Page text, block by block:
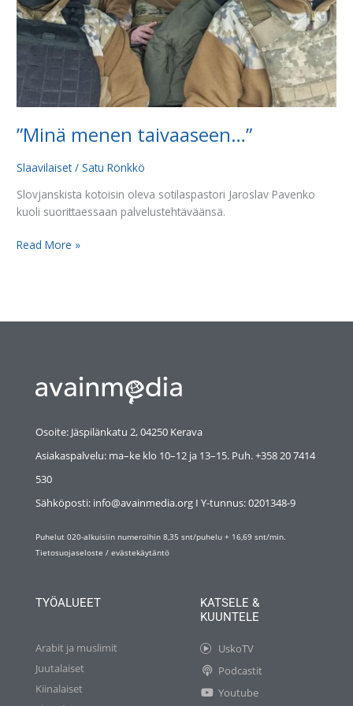
”Minä menen taivaaseen…”
Slaavilaiset/Satu Rönkkö
Slovjanskista kotoisin oleva sotilaspastori Jaroslav Pavenko
kuoli suorittaessaan palvelustehtäväänsä.
Read More »
Osoite: Jäspilänkatu 2, 04250 Kerava
Asiakaspalvelu: ma–ke klo 10–12 ja 13–15. Puh. +358 20 7414
530
Sähköposti: info@avainmedia.org I Y-tunnus:0201348-9
Puhelut 020-alkuisiin numeroihin 8,35 snt/puhelu + 16,69 snt/min.
Tietosuojaseloste / evästekäytäntö
TYÖALUEET
Arabit ja muslimit
Juutalaiset
Kiinalaiset
KATSELE &
KUUNTELE
UskoTV
Podcastit
Youtube